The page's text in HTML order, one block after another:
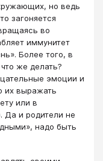
но ведь
загоняется
во
иммунитет
Более того, в
же делать?
эмоции и
их выражать
или в
Да и родители не
надо быть